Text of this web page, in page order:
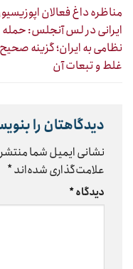
مناظره داغ فعالان
ایرانی در لس آنجلس: حمله
نظامی به ایران؛ گزینه صحیح
غلط و تبعات آن
دیدگاهتان را
نشانی ایمیل شما
علامت‌گذاری شده‌اند*
دیدگاه*